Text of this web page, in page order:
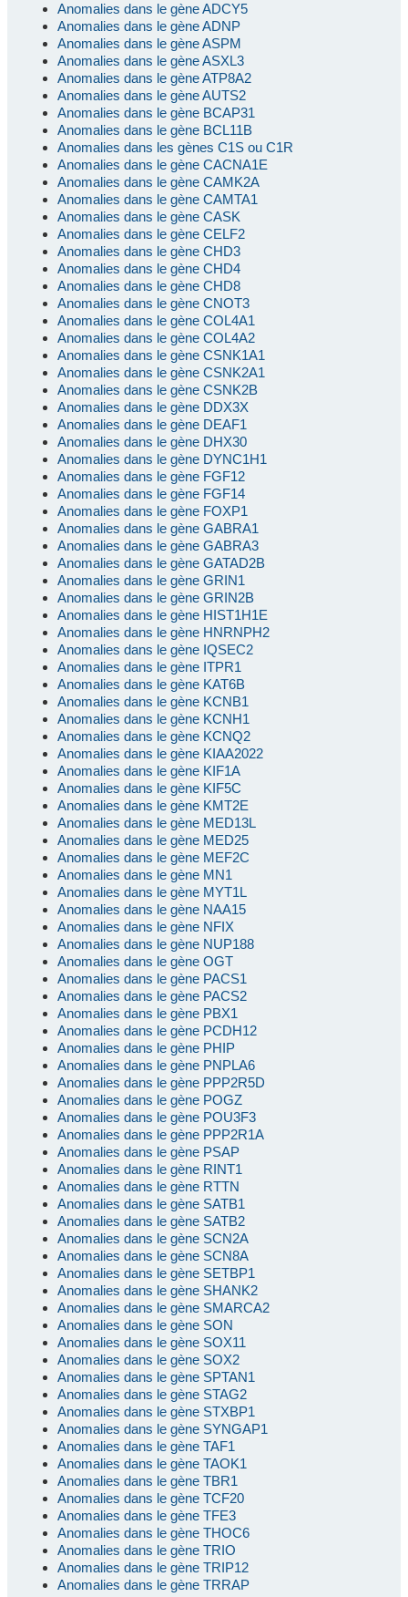
Anomalies dans le gène ADCY5
Anomalies dans le gène ADNP
Anomalies dans le gène ASPM
Anomalies dans le gène ASXL3
Anomalies dans le gène ATP8A2
Anomalies dans le gène AUTS2
Anomalies dans le gène BCAP31
Anomalies dans le gène BCL11B
Anomalies dans les gènes C1S ou C1R
Anomalies dans le gène CACNA1E
Anomalies dans le gène CAMK2A
Anomalies dans le gène CAMTA1
Anomalies dans le gène CASK
Anomalies dans le gène CELF2
Anomalies dans le gène CHD3
Anomalies dans le gène CHD4
Anomalies dans le gène CHD8
Anomalies dans le gène CNOT3
Anomalies dans le gène COL4A1
Anomalies dans le gène COL4A2
Anomalies dans le gène CSNK1A1
Anomalies dans le gène CSNK2A1
Anomalies dans le gène CSNK2B
Anomalies dans le gène DDX3X
Anomalies dans le gène DEAF1
Anomalies dans le gène DHX30
Anomalies dans le gène DYNC1H1
Anomalies dans le gène FGF12
Anomalies dans le gène FGF14
Anomalies dans le gène FOXP1
Anomalies dans le gène GABRA1
Anomalies dans le gène GABRA3
Anomalies dans le gène GATAD2B
Anomalies dans le gène GRIN1
Anomalies dans le gène GRIN2B
Anomalies dans le gène HIST1H1E
Anomalies dans le gène HNRNPH2
Anomalies dans le gène IQSEC2
Anomalies dans le gène ITPR1
Anomalies dans le gène KAT6B
Anomalies dans le gène KCNB1
Anomalies dans le gène KCNH1
Anomalies dans le gène KCNQ2
Anomalies dans le gène KIAA2022
Anomalies dans le gène KIF1A
Anomalies dans le gène KIF5C
Anomalies dans le gène KMT2E
Anomalies dans le gène MED13L
Anomalies dans le gène MED25
Anomalies dans le gène MEF2C
Anomalies dans le gène MN1
Anomalies dans le gène MYT1L
Anomalies dans le gène NAA15
Anomalies dans le gène NFIX
Anomalies dans le gène NUP188
Anomalies dans le gène OGT
Anomalies dans le gène PACS1
Anomalies dans le gène PACS2
Anomalies dans le gène PBX1
Anomalies dans le gène PCDH12
Anomalies dans le gène PHIP
Anomalies dans le gène PNPLA6
Anomalies dans le gène PPP2R5D
Anomalies dans le gène POGZ
Anomalies dans le gène POU3F3
Anomalies dans le gène PPP2R1A
Anomalies dans le gène PSAP
Anomalies dans le gène RINT1
Anomalies dans le gène RTTN
Anomalies dans le gène SATB1
Anomalies dans le gène SATB2
Anomalies dans le gène SCN2A
Anomalies dans le gène SCN8A
Anomalies dans le gène SETBP1
Anomalies dans le gène SHANK2
Anomalies dans le gène SMARCA2
Anomalies dans le gène SON
Anomalies dans le gène SOX11
Anomalies dans le gène SOX2
Anomalies dans le gène SPTAN1
Anomalies dans le gène STAG2
Anomalies dans le gène STXBP1
Anomalies dans le gène SYNGAP1
Anomalies dans le gène TAF1
Anomalies dans le gène TAOK1
Anomalies dans le gène TBR1
Anomalies dans le gène TCF20
Anomalies dans le gène TFE3
Anomalies dans le gène THOC6
Anomalies dans le gène TRIO
Anomalies dans le gène TRIP12
Anomalies dans le gène TRRAP